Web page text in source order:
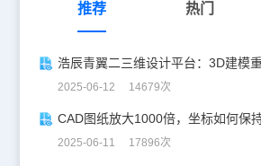
推荐 热门
2025-06-12 14679次
CAD图纸放大1000倍，坐标如何保
2025-06-11 17896次